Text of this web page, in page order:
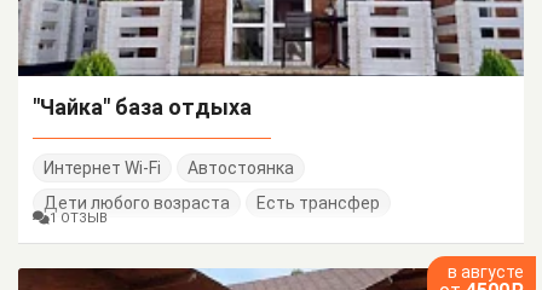
"Чайка" база отдыха
Интернет Wi-Fi
Автостоянка
Дети любого возраста
Есть трансфер
1 ОТЗЫВ
в августе